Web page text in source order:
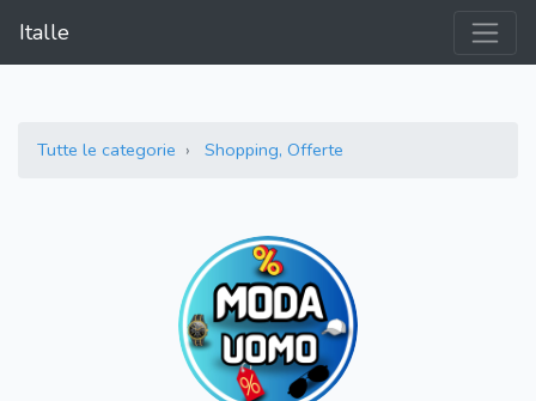
Italle
Tutte le categorie Shopping, Offerte